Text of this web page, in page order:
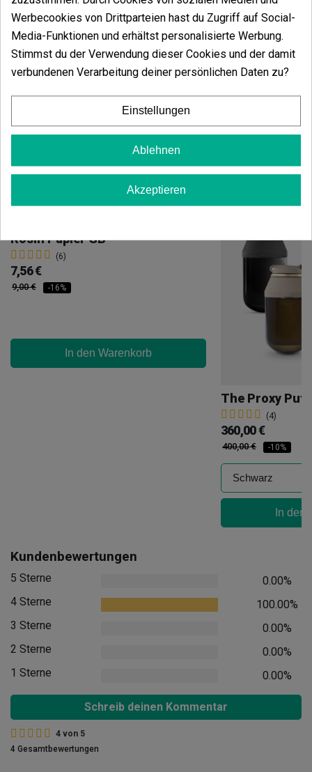
Für welche Art von Labor ist es konzipiert?
Es ist für Labore konzipiert, die wärmeempfindliche
Proben trocknen und deren Eigenschaften nach der
Rehydrierung erhalten müssen.
Vielleicht gefällt Ihnen auch
Rosin Papier GB
(6)
7,56 €
9,00 € -16%
In den Warenkorb
The Proxy
(4)
360,00 €
400,00 € -10%
In den
Kundenbewertungen
5 Sterne
0.00%
4 Sterne
100.00%
3 Sterne
0.00%
2 Sterne
0.00%
1 Sterne
0.00%
Schreib deinen Kommentar
4 von 5
4 Gesamtbewertungen
Werbecookies von Drittparteien hast du Zugriff auf Social-
Media-Funktionen und erhältst personalisierte Werbung.
Stimmst du der Verwendung dieser Cookies und der damit
verbundenen Verarbeitung deiner persönlichen Daten zu?
Einstellungen
Ablehnen
Akzeptieren